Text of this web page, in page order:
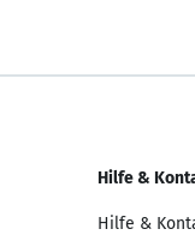
Hilfe &
Hilfe &